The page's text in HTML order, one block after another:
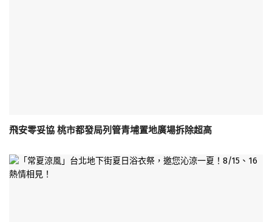
飛安零妥協 桃市都發局列管青埔置地廣場拆除超高